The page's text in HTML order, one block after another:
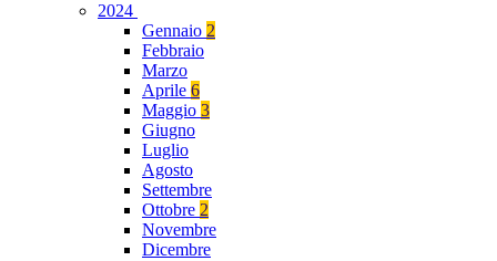
2024
Gennaio 2
Febbraio
Marzo
Aprile 6
Maggio 3
Giugno
Luglio
Agosto
Settembre
Ottobre 2
Novembre
Dicembre